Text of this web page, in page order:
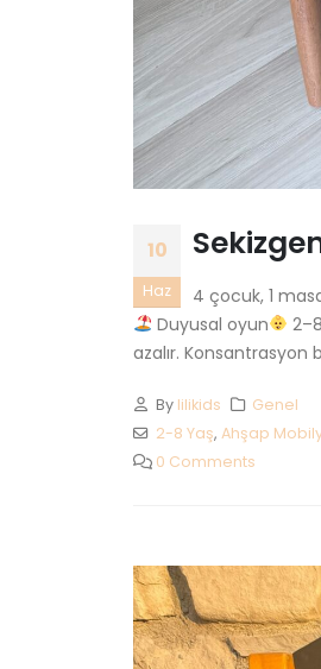
10
Haz
4 çocuk, 1
Duyusal oyun
azalır.
By lilikids
Genel
2-8 Yaş, Ahşap
0 Comments